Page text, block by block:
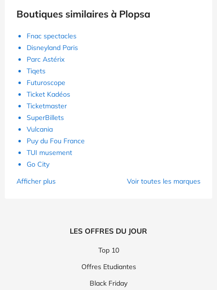
Boutiques similaires à Plopsa
Fnac spectacles
Disneyland Paris
Parc Astérix
Tiqets
Futuroscope
Ticket Kadéos
Ticketmaster
SuperBillets
Vulcania
Puy du Fou France
TUI musement
Go City
Afficher plus
Voir toutes les marques
LES OFFRES DU JOUR
Top 10
Offres Etudiantes
Black Friday